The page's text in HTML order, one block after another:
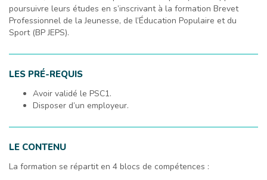
poursuivre leurs études en s’inscrivant à la formation Brevet
Professionnel de la Jeunesse, de l’Éducation Populaire et du
Sport (BP JEPS).
LES PRÉ-REQUIS
Avoir validé le PSC1.
Disposer d’un employeur.
LE CONTENU
La formation se répartit en 4 blocs de compétences :